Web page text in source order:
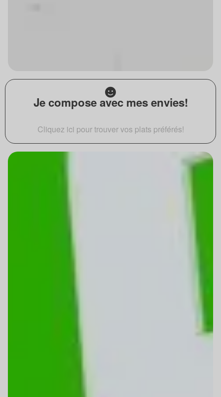
Je compose avec mes envies!
Cliquez ici pour trouver vos plats préférés!